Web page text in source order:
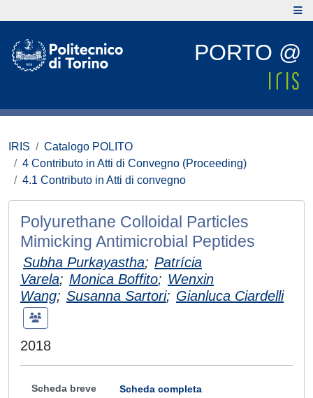
PORTO @
IRIS
Catalogo POLITO
4 Contributo in Atti di Convegno (Proceeding)
4.1 Contributo in Atti di convegno
Polyurethane Colloidal Particles
Mimicking Antimicrobial Peptides
Subha Purkayastha; Patrícia
Varela; Monica Boffito; Wenxin
Wang; Susanna Sartori; Gianluca Ciardelli
2018
Scheda breve Scheda completa